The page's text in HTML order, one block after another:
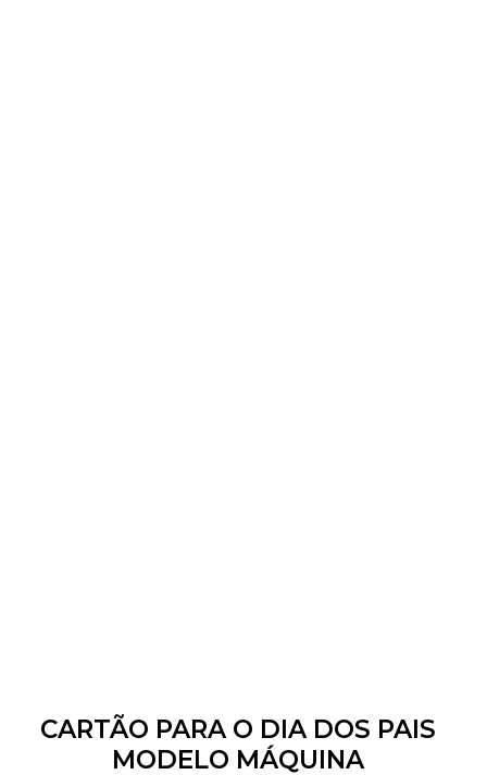
CARTÃO PARA O DIA DOS PAIS
MODELO MÁQUINA